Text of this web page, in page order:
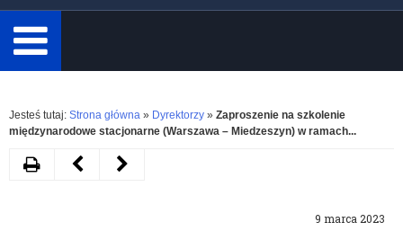
minimum
3
znaki.
Rozwiń
Jesteś tutaj: Strona główna » Dyrektorzy » Zaproszenie na szkolenie
międzynarodowe stacjonarne (Warszawa – Miedzeszyn) w ramach...
9 marca 2023
DrukujNastępnyPoprzedni